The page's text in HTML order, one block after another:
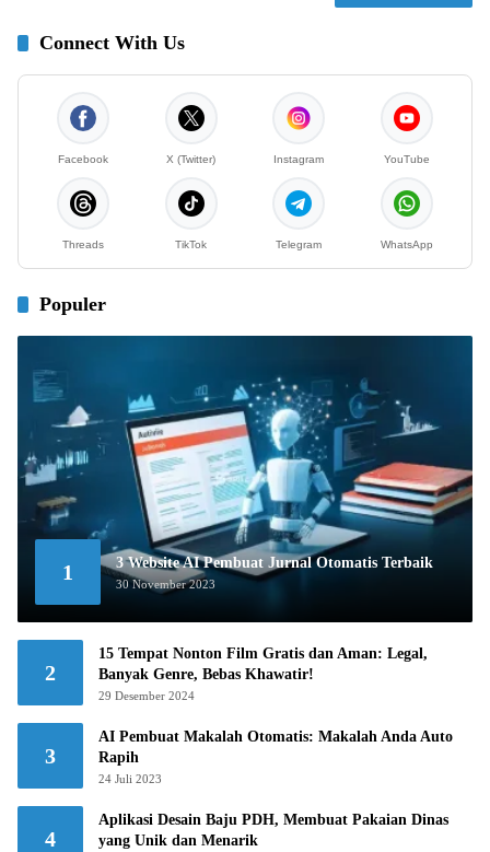
Connect With Us
Facebook X (Twitter) Instagram YouTube
Threads TikTok Telegram WhatsApp
Populer
1 3 Website AI Pembuat Jurnal Otomatis Terbaik
30 November 2023
2
15 Tempat Nonton Film Gratis dan Aman: Legal,
Banyak Genre, Bebas Khawatir!
29 Desember 2024
3
AI Pembuat Makalah Otomatis: Makalah Anda Auto
Rapih
24 Juli 2023
4
Aplikasi Desain Baju PDH, Membuat Pakaian Dinas
yang Unik dan Menarik